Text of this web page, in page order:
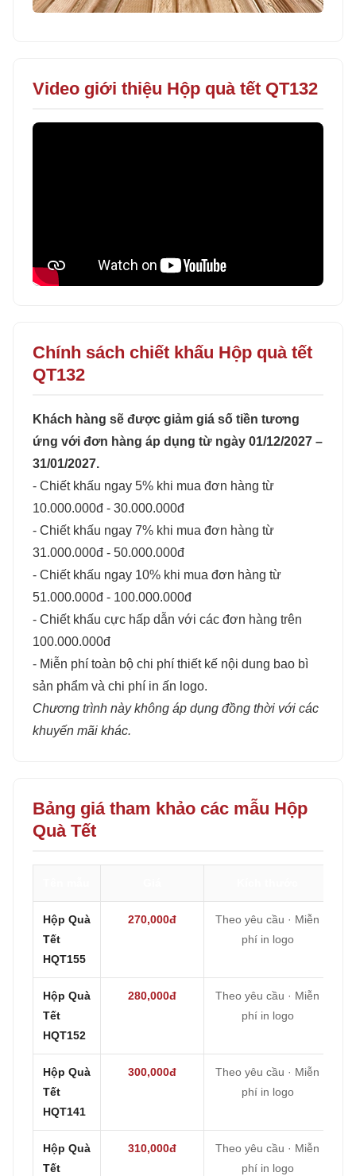
Video giới thiệu Hộp quà tết QT132
Chính sách chiết khấu Hộp quà tết
QT132
Khách hàng sẽ được giảm giá số tiền tương
ứng với đơn hàng áp dụng từ ngày 01/12/2027 –
31/01/2027.
- Chiết khấu ngay 5% khi mua đơn hàng từ
10.000.000đ - 30.000.000đ
- Chiết khấu ngay 7% khi mua đơn hàng từ
31.000.000đ - 50.000.000đ
- Chiết khấu ngay 10% khi mua đơn hàng từ
51.000.000đ - 100.000.000đ
- Chiết khấu cực hấp dẫn với các đơn hàng trên
100.000.000đ
- Miễn phí toàn bộ chi phí thiết kế nội dung bao bì
sản phẩm và chi phí in ấn logo.
Chương trình này không áp dụng đồng thời với các
khuyến mãi khác.
Bảng giá tham khảo các mẫu Hộp
Quà Tết
Hộp Quà
Tết
HQT155
270,000đ
Theo yêu cầu · Miễn
phí in logo
Hộp Quà
Tết
HQT152
280,000đ
Theo yêu cầu · Miễn
phí in logo
Hộp Quà
Tết
HQT141
300,000đ
Theo yêu cầu · Miễn
phí in logo
Hộp Quà
Tết
310,000đ
Theo yêu cầu · Miễn
phí in logo